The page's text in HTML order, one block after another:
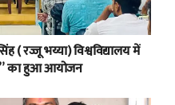
( रज्जू भय्या) विश्वविद्यालय में
का हुआ आयोजन